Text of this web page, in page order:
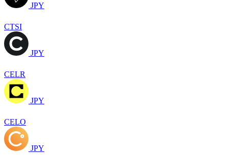
JPY
CTSI
JPY
CELR
JPY
CELO
JPY